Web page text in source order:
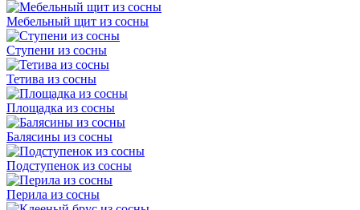
Мебельный щит из сосны
Ступени из сосны
Тетива из сосны
Площадка из сосны
Балясины из сосны
Подступенок из сосны
Перила из сосны